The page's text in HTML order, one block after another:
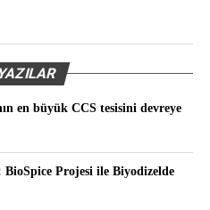
en büyük CCS tesisini devreye
Projesi ile Biyodizelde